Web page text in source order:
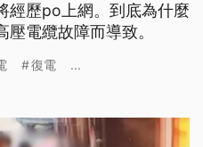
經歷po上網。到底為什麼
電纜故障而導致。
復電 ...